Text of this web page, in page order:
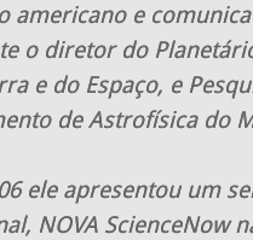
americano e
o diretor do
e do Espaço, e
de Astrofísica do
ele apresentou um
NOVA ScienceNow